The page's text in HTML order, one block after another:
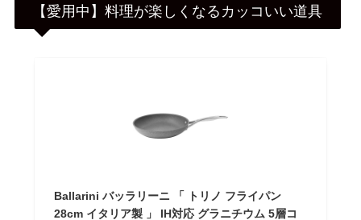
【愛用中】料理が楽しくなるカッコいい道具
Ballarini バッラリーニ 「 トリノ フライパン
28cm イタリア製 」 IH対応 グラニチウム 5層コ